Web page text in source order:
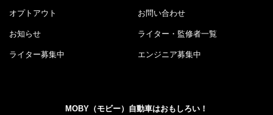
オプトアウト お問い合わせ
お知らせ ライター・監修者一覧
ライター募集中 エンジニア募集中
MOBY（モビー）自動車はおもしろい！